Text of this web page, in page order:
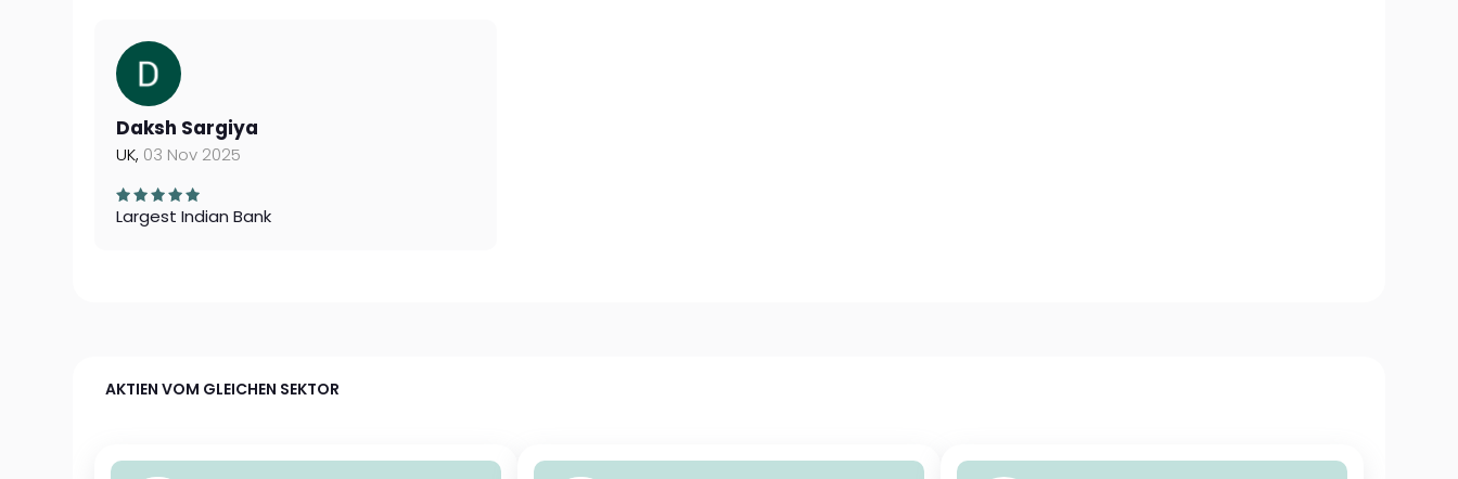
Daksh Sargiya
UK, 03 Nov 2025
Largest Indian Bank
AKTIEN VOM GLEICHEN SEKTOR